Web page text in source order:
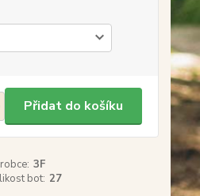
Přidat do košíku
3F
bot: 27